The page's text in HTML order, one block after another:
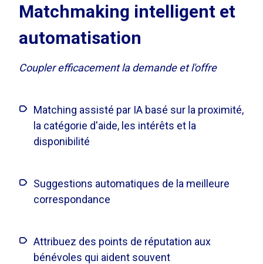
Matchmaking intelligent et
automatisation
Coupler efficacement la demande et l'offre
Matching assisté par IA basé sur la proximité,
la catégorie d'aide, les intérêts et la
disponibilité
Suggestions automatiques de la meilleure
correspondance
Attribuez des points de réputation aux
bénévoles qui aident souvent